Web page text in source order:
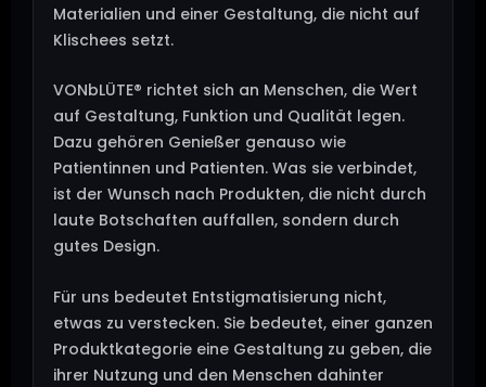
Materialien und einer Gestaltung, die nicht auf
Klischees setzt.
VONbLÜTE® richtet sich an Menschen, die Wert
auf Gestaltung, Funktion und Qualität legen.
Dazu gehören Genießer genauso wie
Patientinnen und Patienten. Was sie verbindet,
ist der Wunsch nach Produkten, die nicht durch
laute Botschaften auffallen, sondern durch
gutes Design.
Für uns bedeutet Entstigmatisierung nicht,
etwas zu verstecken. Sie bedeutet, einer ganzen
Produktkategorie eine Gestaltung zu geben, die
ihrer Nutzung und den Menschen dahinter